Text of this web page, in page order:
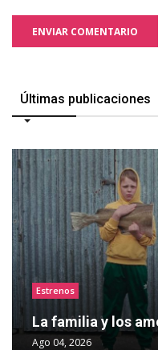
ENVIAR COMENTARIO
Últimas publicaciones
Estrenos
La familia y los
Ago 04, 2026